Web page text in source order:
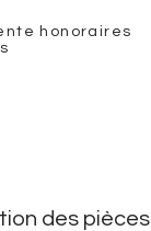
honoraires
des pièces